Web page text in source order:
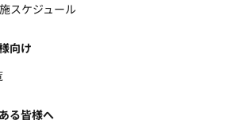
スケジュール
向け
る皆様へ